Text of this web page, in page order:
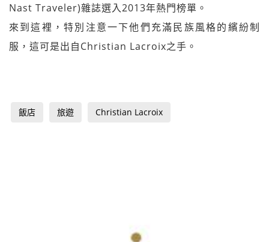
Nast Traveler)雜誌選入2013年熱門榜單。
來到這裡，特別注意一下他們充滿民族風格的繽紛制
服，這可是出自Christian Lacroix之手。
飯店 旅遊 Christian Lacroix